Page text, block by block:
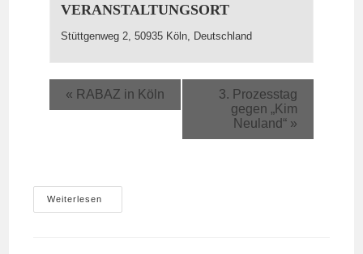
VERANSTALTUNGSORT
Stüttgenweg 2, 50935 Köln, Deutschland
« RABAZ in Köln
3. Prozesstag
gegen „Kim
Neuland“ »
Weiterlesen
Wir